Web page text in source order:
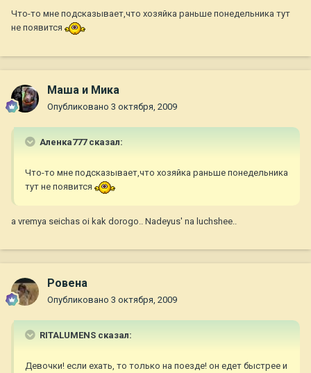
Что-то мне подсказывает,что хозяйка раньше понедельника тут
не появится
Маша и Мика
Опубликовано 3 октября, 2009
Аленка777 сказал:
Что-то мне подсказывает,что хозяйка раньше понедельника
тут не появится
a vremya seichas oi kak dorogo.. Nadeyus' na luchshee..
Ровена
Опубликовано 3 октября, 2009
RITALUMENS сказал:
Девочки! если ехать, то только на поезде! он едет быстрее и